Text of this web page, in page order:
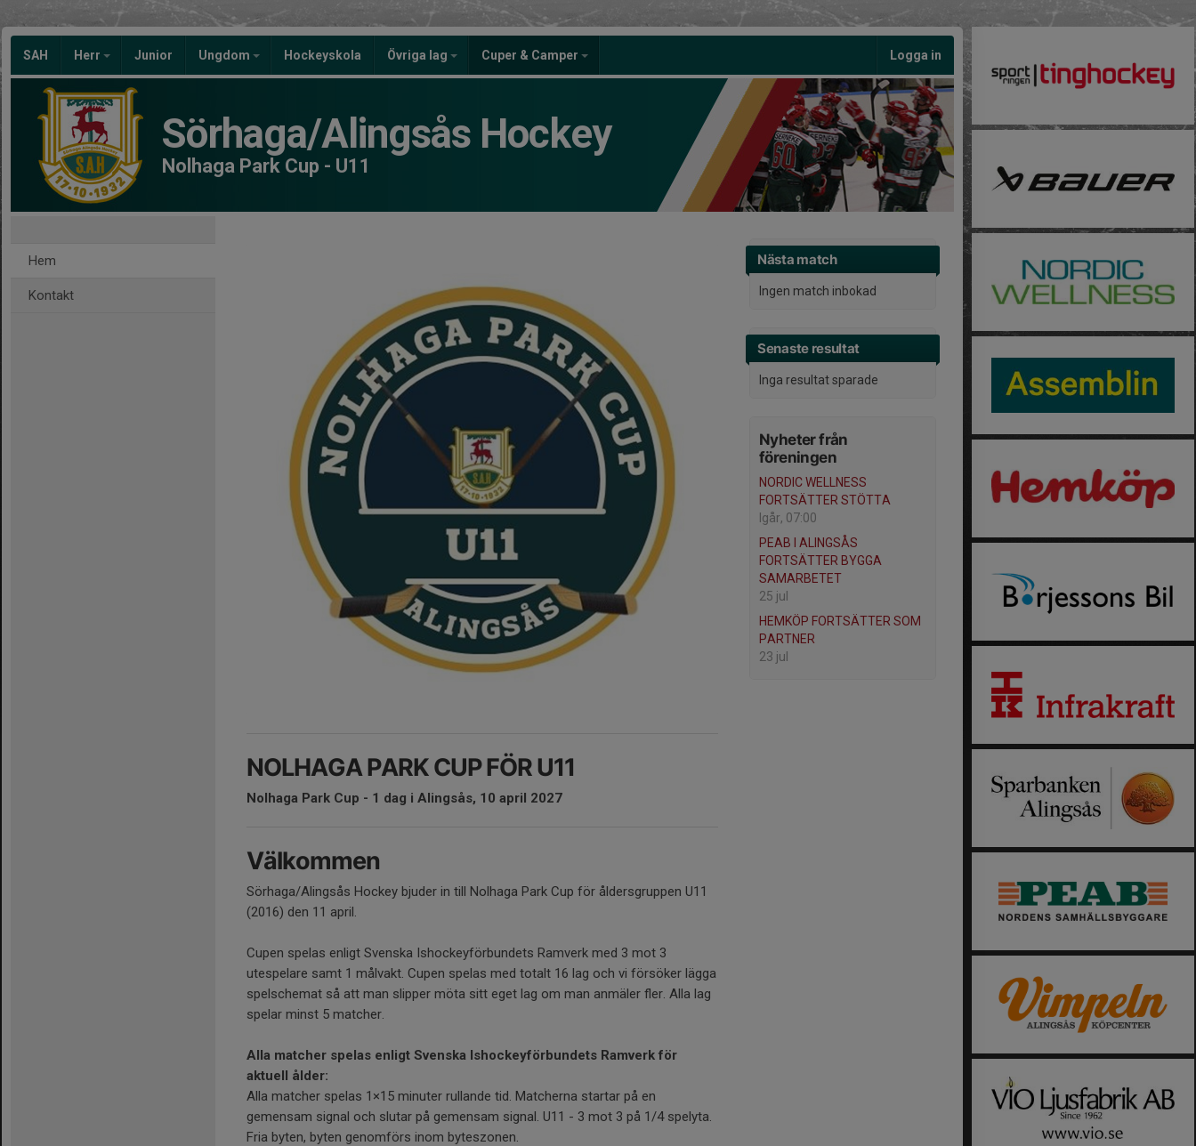
SAH Herr Junior Ungdom Hockeyskola Övriga lag Cuper & Camper Logga in
Sörhaga/Alingsås Hockey
Nolhaga Park Cup - U11
Hem
Kontakt
Nästa match
Ingen match inbokad
Senaste resultat
Inga resultat sparade
Nyheter från
föreningen
NORDIC WELLNESS
FORTSÄTTER STÖTTA
Igår, 07:00
PEAB I ALINGSÅS
FORTSÄTTER BYGGA
SAMARBETET
25 jul
HEMKÖP FORTSÄTTER SOM
PARTNER
23 jul
NOLHAGA PARK CUP FÖR U11
Nolhaga Park Cup - 1 dag i Alingsås, 10 april 2027
Välkommen
Sörhaga/Alingsås Hockey bjuder in till Nolhaga Park Cup för åldersgruppen U11
(2016) den 11 april.
Cupen spelas enligt Svenska Ishockeyförbundets Ramverk med 3 mot 3
utespelare samt 1 målvakt. Cupen spelas med totalt 16 lag och vi försöker lägga
spelschemat så att man slipper möta sitt eget lag om man anmäler fler. Alla lag
spelar minst 5 matcher.
Alla matcher spelas enligt Svenska Ishockeyförbundets Ramverk för
aktuell ålder:
Alla matcher spelas 1×15 minuter rullande tid. Matcherna startar på en
gemensam signal och slutar på gemensam signal. U11 - 3 mot 3 på 1/4 spelyta.
Fria byten, byten genomförs inom byteszonen.